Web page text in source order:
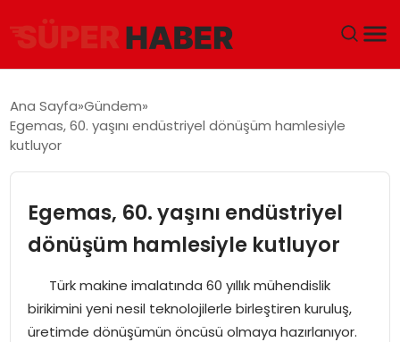
GÜNDEM
EĞITIM
EKONOMI
MAGAZIN
Ana Sayfa Gündem
Egemas, 60. yaşını endüstriyel dönüşüm hamlesiyle
kutluyor
Egemas, 60. yaşını endüstriyel
dönüşüm hamlesiyle kutluyor
Türk makine imalatında 60 yıllık mühendislik
birikimini yeni nesil teknolojilerle birleştiren kuruluş,
üretimde dönüşümün öncüsü olmaya hazırlanıyor.